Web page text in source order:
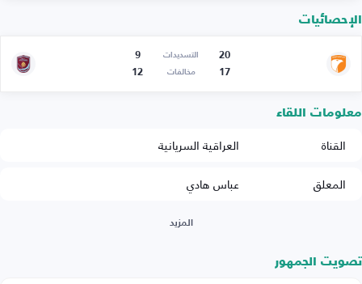
الإحصائيات
20 التسديدات
9
17
مخالفات 12
معلومات اللقاء
القناة
العراقية السريانية
المعلق
عباس هادي
المزيد
تصويت الجمهور